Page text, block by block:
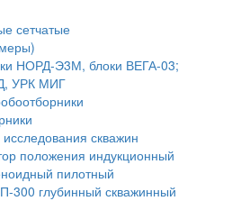
сетчатые
НОРД-Э3М, блоки ВЕГА-03;
УРК МИГ
скважин
положения индукционный
пилотный
300 глубинный скважинный